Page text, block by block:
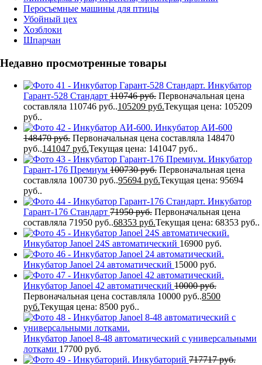
Перосъемные машины для птицы
Убойный цех
Хозблоки
Шпарчан
Недавно просмотренные товары
Инкубатор
Гарант-528 Стандарт 110746руб. Первоначальная цена
составляла 110746 руб..105209 руб.Текущая цена: 105209
руб..
Инкубатор АИ-600
148470руб. Первоначальная цена составляла 148470
руб..141047 руб.Текущая цена: 141047 руб..
Инкубатор
Гарант-176 Премиум 100730руб. Первоначальная цена
составляла 100730 руб..95694 руб.Текущая цена: 95694
руб..
Инкубатор
Гарант-176 Стандарт 71950руб. Первоначальная цена
составляла 71950 руб..68353 руб.Текущая цена: 68353 руб..
Инкубатор Janoel 24S автоматический 16900 руб.
Инкубатор Janoel 24 автоматический 15000 руб.
Инкубатор Janoel 42 автоматический 10000руб.
Первоначальная цена составляла 10000 руб..8500
руб.Текущая цена: 8500 руб..
Инкубатор Janoel 8-48 автоматический с универсальными
лотками 17700 руб.
Инкубаторий 717717руб.